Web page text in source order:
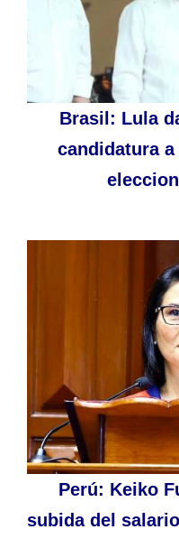
Brasil: Lula
candidatura
Perú: Keiko
subida del